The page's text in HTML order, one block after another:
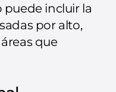
puede incluir la
por alto,
que